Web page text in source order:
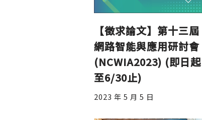
【徵求論文】第十三屆
網路智能與應用研討會
(NCWIA2023) (即日起
至6/30止)
2023 年 5 月 5 日